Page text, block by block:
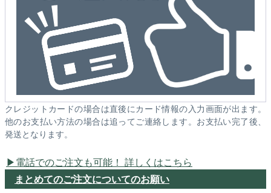
クレジットカードの場合は直後にカード情報の入力画面が出ます。
他のお支払い方法の場合は追ってご連絡します。お支払い完了後、
発送となります。
電話でのご注文も可能！ 詳しくはこちら
まとめてのご注文についてのお願い